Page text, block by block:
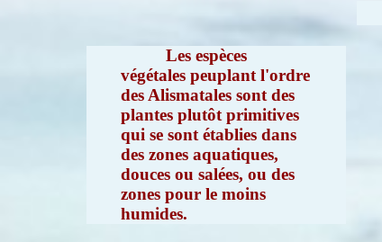
Les espèces
végétales peuplant l'ordre
des Alismatales sont des
plantes plutôt primitives
qui se sont établies dans
des zones aquatiques,
douces ou salées, ou des
zones pour le moins
humides.